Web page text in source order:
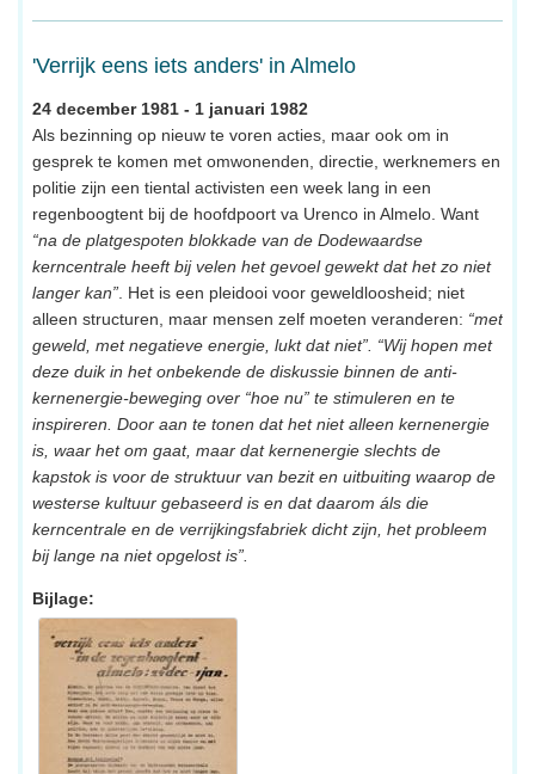
'Verrijk eens iets anders' in Almelo
24 december 1981 - 1 januari 1982
Als bezinning op nieuw te voren acties, maar ook om in
gesprek te komen met omwonenden, directie, werknemers en
politie zijn een tiental activisten een week lang in een
regenboogtent bij de hoofdpoort va Urenco in Almelo. Want
“na de platgespoten blokkade van de Dodewaardse
kerncentrale heeft bij velen het gevoel gewekt dat het zo niet
langer kan” . Het is een pleidooi voor geweldloosheid; niet
alleen structuren, maar mensen zelf moeten veranderen: “met
geweld, met negatieve energie, lukt dat niet”. “Wij hopen met
deze duik in het onbekende de diskussie binnen de anti-
kernenergie-beweging over “hoe nu” te stimuleren en te
inspireren. Door aan te tonen dat het niet alleen kernenergie
is, waar het om gaat, maar dat kernenergie slechts de
kapstok is voor de struktuur van bezit en uitbuiting waarop de
westerse kultuur gebaseerd is en dat daarom áls die
kerncentrale en de verrijkingsfabriek dicht zijn, het probleem
bij lange na niet opgelost is”.
Bijlage: